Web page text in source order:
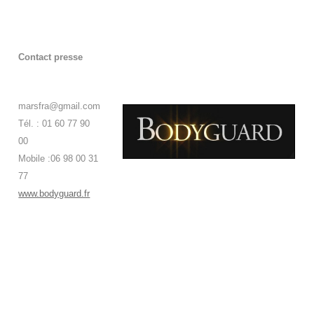
Contact presse
marsfra@gmail.com
Tél. :01 60 77 90
00
Mobile :06 98 00 31
77
www.bodyguard.fr